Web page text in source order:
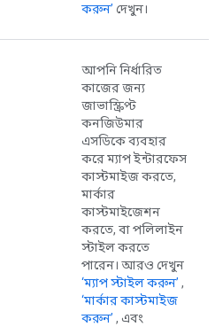
করুন’ দেখুন।
আপনি নির্ধারিত
কাজের জন্য
জাভাস্ক্রিপ্ট
কনজিউমার
এসডিকে ব্যবহার
করে ম্যাপ ইন্টারফেস
কাস্টমাইজ করতে,
মার্কার
কাস্টমাইজেশন
করতে, বা পলিলাইন
স্টাইল করতে
পারেন। আরও দেখুন
‘ম্যাপ স্টাইল করুন’ ,
‘মার্কার কাস্টমাইজ
করুন’ , এবং